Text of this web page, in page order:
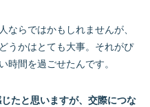
ならではかもしれませんが、
うかはとても大事。それがぴ
時間を過ごせたんです。
たと思いますが、交際につな